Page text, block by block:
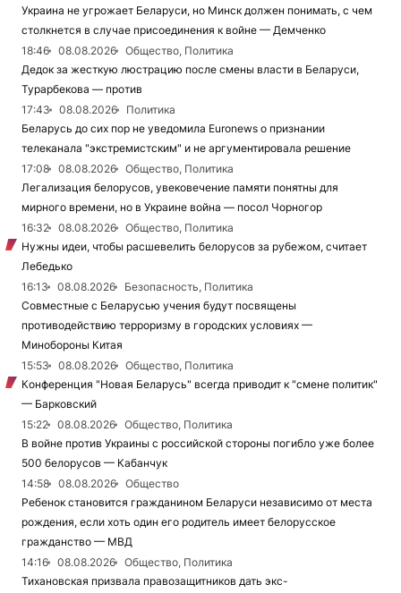
Украина не угрожает Беларуси, но Минск должен понимать, с чем
столкнется в случае присоединения к войне — Демченко
18:46
08.08.2026
Общество, Политика
Дедок за жесткую люстрацию после смены власти в Беларуси,
Турарбекова — против
17:43
08.08.2026
Политика
Беларусь до сих пор не уведомила Euronews о признании
телеканала "экстремистским" и не аргументировала решение
17:08
08.08.2026
Общество, Политика
Легализация белорусов, увековечение памяти понятны для
мирного времени, но в Украине война — посол Чорногор
16:32
08.08.2026
Общество, Политика
Нужны идеи, чтобы расшевелить белорусов за рубежом, считает
Лебедько
16:13
08.08.2026
Безопасность, Политика
Совместные с Беларусью учения будут посвящены
противодействию терроризму в городских условиях —
Минобороны Китая
15:53
08.08.2026
Общество, Политика
Конференция "Новая Беларусь" всегда приводит к "смене политик"
— Барковский
15:22
08.08.2026
Общество, Политика
В войне против Украины с российской стороны погибло уже более
500 белорусов — Кабанчук
14:58
08.08.2026
Общество
Ребенок становится гражданином Беларуси независимо от места
рождения, если хоть один его родитель имеет белорусское
гражданство — МВД
14:16
08.08.2026
Общество, Политика
Тихановская призвала правозащитников дать экс-